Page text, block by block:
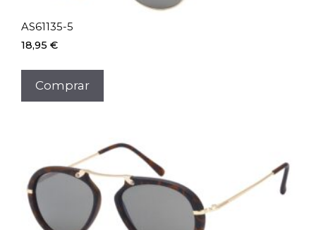
AS61135-5
18,95 €
Comprar